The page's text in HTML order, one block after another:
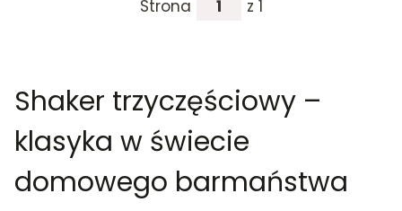
Strona z 1
Shaker trzyczęściowy –
klasyka w świecie
domowego barmaństwa